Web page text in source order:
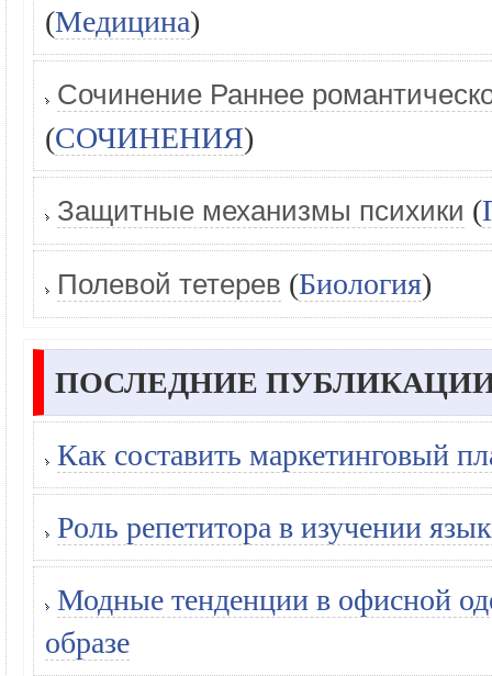
(Медицина)
Сочинение Раннее
(СОЧИНЕНИЯ)
Защитные механизмы психики (
Полевой тетерев (Биология)
ПОСЛЕДНИЕ
Как составить маркетинговый
Роль репетитора в изучении
Модные тенденции в офисной
образе